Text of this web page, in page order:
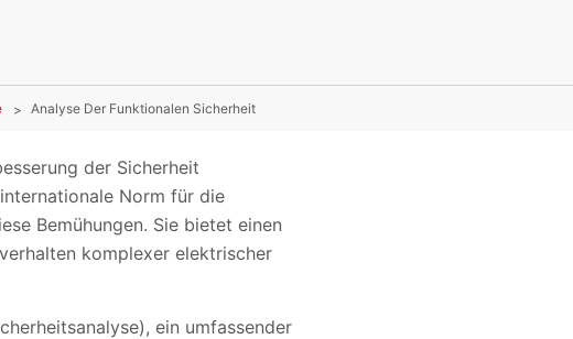
Analyse Der Funktionalen Sicherheit
der Sicherheit
Norm für die
Bemühungen. Sie bietet einen
komplexer elektrischer
ein umfassender